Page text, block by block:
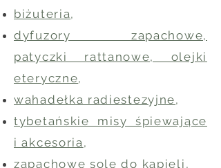
biżuteria,
dyfuzory zapachowe,
patyczki rattanowe, olejki
eteryczne,
wahadełka radiestezyjne,
tybetańskie misy śpiewające
i akcesoria,
zapachowe sole do kąpieli ,